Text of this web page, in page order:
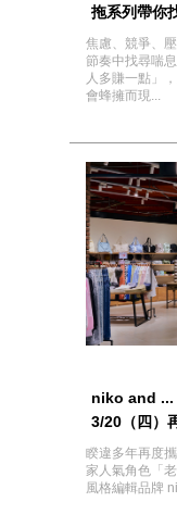
拖系列帶你
焦慮、競爭、
節奏中找尋喘
人多賺一點」
會蜂擁而現...
niko and ...
3/20（四）
睽違多年再度
家人氣角色「
風格編輯品牌